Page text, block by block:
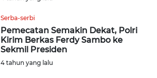
Serba-serbi
Pemecatan Semakin Dekat, Polri
Kirim Berkas Ferdy Sambo ke
Sekmil Presiden
4 tahun yang lalu